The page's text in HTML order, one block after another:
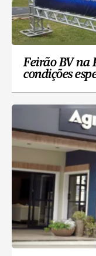
Feirão BV na
condições